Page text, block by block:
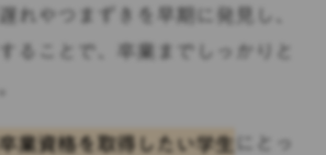
れやつまずきを早期に発見し、
ることで、卒業までしっかりと
業資格を取得したい学生